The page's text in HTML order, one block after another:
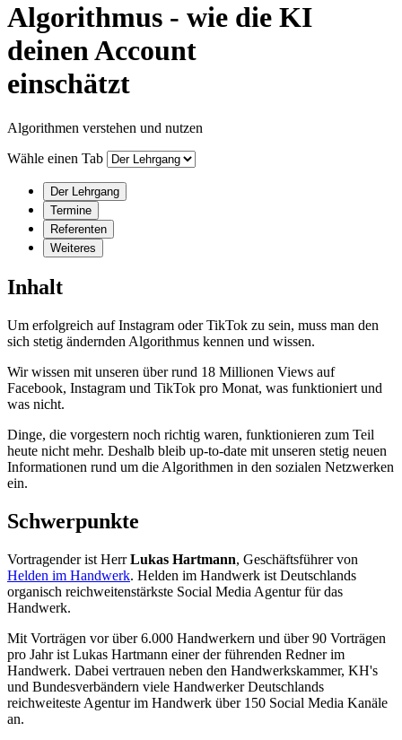
Algorithmus - wie die KI
deinen Account
einschätzt
Algorithmen verstehen und nutzen
Wähle einen Tab
Der Lehrgang
Termine
Referenten
Weiteres
Inhalt
Um erfolgreich auf Instagram oder TikTok zu sein, muss man den
sich stetig ändernden Algorithmus kennen und wissen.
Wir wissen mit unseren über rund 18 Millionen Views auf
Facebook, Instagram und TikTok pro Monat, was funktioniert und
was nicht.
Dinge, die vorgestern noch richtig waren, funktionieren zum Teil
heute nicht mehr. Deshalb bleib up-to-date mit unseren stetig neuen
Informationen rund um die Algorithmen in den sozialen Netzwerken
ein.
Schwerpunkte
Vortragender ist HerrLukas Hartmann, Geschäftsführer von
Helden im Handwerk. Helden im Handwerk ist Deutschlands
organisch reichweitenstärkste Social Media Agentur für das
Handwerk.
Mit Vorträgen vor über 6.000 Handwerkern und über 90 Vorträgen
pro Jahr ist Lukas Hartmann einer der führenden Redner im
Handwerk. Dabei vertrauen neben den Handwerkskammer, KH's
und Bundesverbändern viele Handwerker Deutschlands
reichweiteste Agentur im Handwerk über 150 Social Media Kanäle
an.